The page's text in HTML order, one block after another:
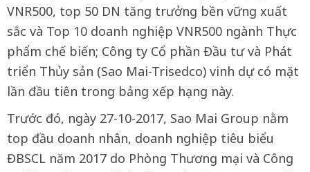
VNR500, top 50 DN tăng trưởng bền vững xuất
sắc và Top 10 doanh nghiệp VNR500 ngành Thực
phẩm chế biến; Công ty Cổ phần Đầu tư và Phát
triển Thủy sản (Sao Mai-Trisedco) vinh dự có mặt
lần đầu tiên trong bảng xếp hạng này.
Trước đó, ngày 27-10-2017, Sao Mai Group nằm
top đầu doanh nhân, doanh nghiệp tiêu biểu
ĐBSCL năm 2017 do Phòng Thương mại và Công